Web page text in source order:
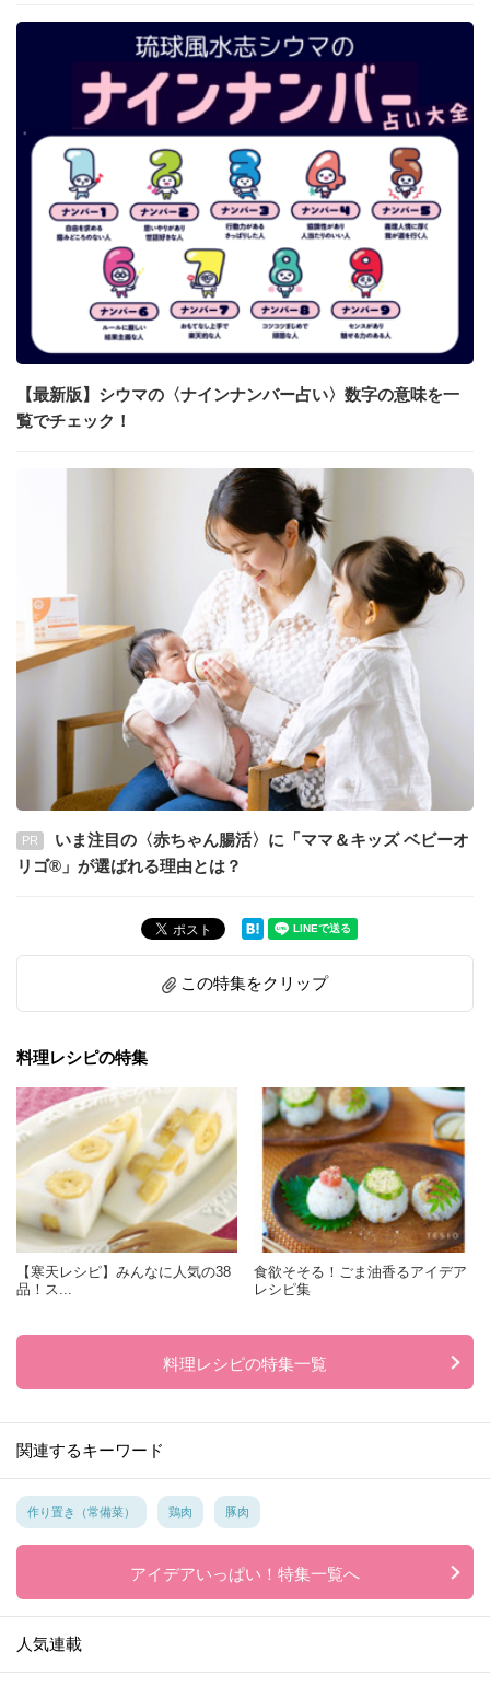
【最新版】シウマの〈ナインナンバー占い〉数字の意味を一
覧でチェック！
PR
いま注目の〈赤ちゃん腸活〉に「ママ＆キッズ ベビーオ
リゴ®」が選ばれる理由とは？
この特集をクリップ
料理レシピの特集
【寒天レシピ】みんなに人気の38
品！ス...
食欲そそる！ごま油香るアイデア
レシピ集
料理レシピの特集一覧
関連するキーワード
作り置き（常備菜） 鶏肉 豚肉
アイデアいっぱい！特集一覧へ
人気連載